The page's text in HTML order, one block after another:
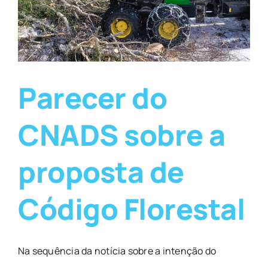
Parecer do
CNADS sobre a
proposta de
Código Florestal
Na sequência da notícia sobre a intenção do